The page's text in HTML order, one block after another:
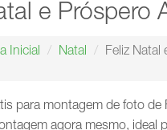
e Próspero
Inicial Natal Feliz Natal
para montagem de foto
agora mesmo, ideal